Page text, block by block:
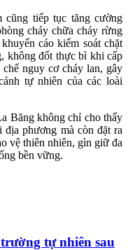
tiếp tục tăng cường
cháy chữa cháy rừng
cáo kiểm soát chặt
không đốt thực bì khi cấp
nguy cơ cháy lan, gây
tự nhiên của các loài
Băng không chỉ cho thấy
phương mà còn đặt ra
vệ thiên nhiên, gìn giữ đa
bền vững.
tự nhiên sau